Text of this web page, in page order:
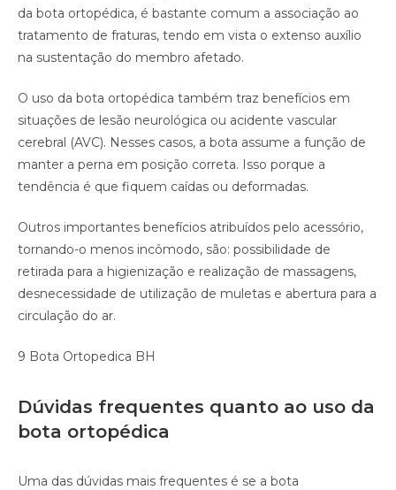
da bota ortopédica, é bastante comum a associação ao
tratamento de fraturas, tendo em vista o extenso auxílio
na sustentação do membro afetado.
O uso da bota ortopédica também traz benefícios em
situações de lesão neurológica ou acidente vascular
cerebral (AVC). Nesses casos, a bota assume a função de
manter a perna em posição correta. Isso porque a
tendência é que fiquem caídas ou deformadas.
Outros importantes benefícios atribuídos pelo acessório,
tornando-o menos incômodo, são: possibilidade de
retirada para a higienização e realização de massagens,
desnecessidade de utilização de muletas e abertura para a
circulação do ar.
9 Bota Ortopedica BH
Dúvidas frequentes quanto ao uso da
bota ortopédica
Uma das dúvidas mais frequentes é se a bota